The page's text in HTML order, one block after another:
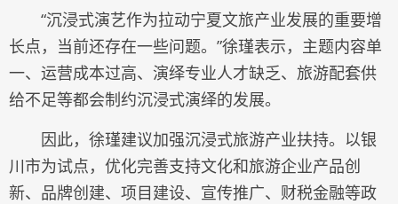
“沉浸式演艺作为拉动宁夏文旅产业发展的重要增
长点，当前还存在一些问题。”徐瑾表示，主题内容单
一、运营成本过高、演绎专业人才缺乏、旅游配套供
给不足等都会制约沉浸式演绎的发展。
因此，徐瑾建议加强沉浸式旅游产业扶持。以银
川市为试点，优化完善支持文化和旅游企业产品创
新、品牌创建、项目建设、宣传推广、财税金融等政